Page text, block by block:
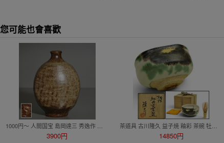
您可能也會喜歡
3900円 14850円